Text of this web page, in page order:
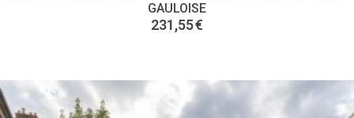
GAULOISE
231,55€